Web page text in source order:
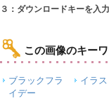
３：ダウンロードキーを入
この画像のキー
ブラックフラ
イデー
イラス